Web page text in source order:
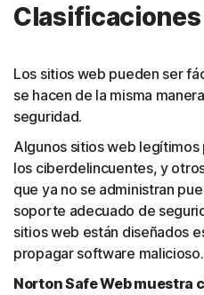
Los sitios web pueden ser
se hacen de la misma
seguridad.
Algunos sitios web
los ciberdelincuentes, y
que ya no se administran
soporte adecuado de
sitios web están diseñados
propagar software malicioso.
Norton Safe Web muestra